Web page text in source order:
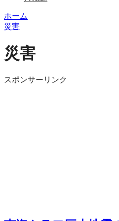
ホーム
災害
災害
スポンサーリンク